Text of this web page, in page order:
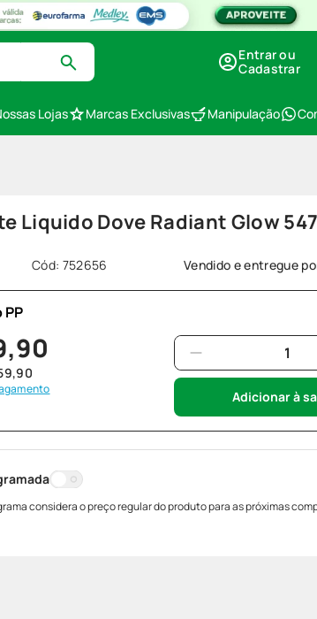
Entrar ou
Cadastrar
Lojas Marcas Exclusivas Manipulação
Liquido Dove Radiant Glow
Cód: 752656 Vendido e entregue
PP
,90
,90
Adicionar à
considera o preço regular do produto para as próximas